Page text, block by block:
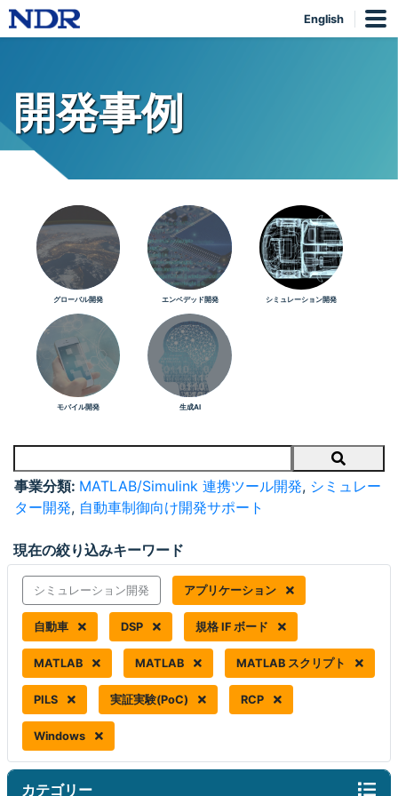
English
開発事例
グローバル開発 エンベデッド開発 シミュレーション開発
モバイル開発 生成AI
Search
事業分類: MATLAB/Simulink 連携ツール開発, シミュレー
ター開発, 自動車制御向け開発サポート
現在の絞り込みキーワード
シミュレーション開発 アプリケーション
自動車 DSP 規格 IF ボード
MATLAB MATLAB MATLAB スクリプト
PILS 実証実験(PoC) RCP
Windows
カテゴリー